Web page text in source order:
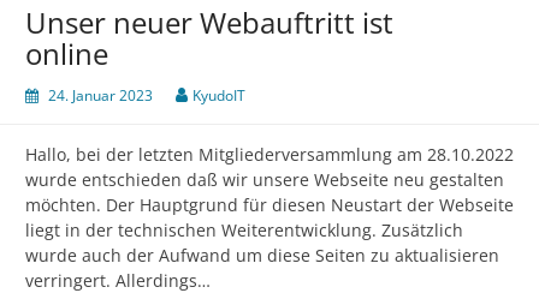
Unser neuer Webauftritt ist
online
24. Januar 2023 KyudoIT
Hallo, bei der letzten Mitgliederversammlung am 28.10.2022
wurde entschieden daß wir unsere Webseite neu gestalten
möchten. Der Hauptgrund für diesen Neustart der Webseite
liegt in der technischen Weiterentwicklung. Zusätzlich
wurde auch der Aufwand um diese Seiten zu aktualisieren
verringert. Allerdings…